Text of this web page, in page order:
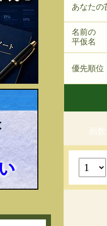
あなたの
名前の
平仮名
優先順位
画